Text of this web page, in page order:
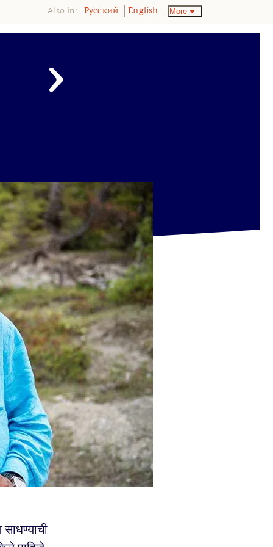
Also in: Pусский English More